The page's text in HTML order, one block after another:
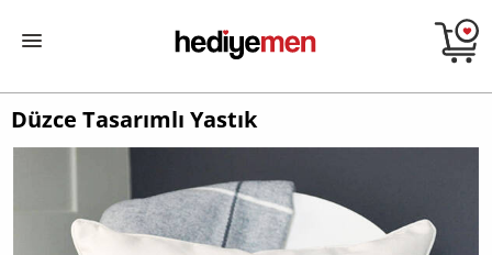
Düzce Tasarımlı Yastık